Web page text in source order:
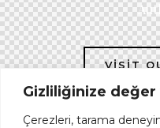
Gizliliğinize
Çerezleri, tarama
VISIT